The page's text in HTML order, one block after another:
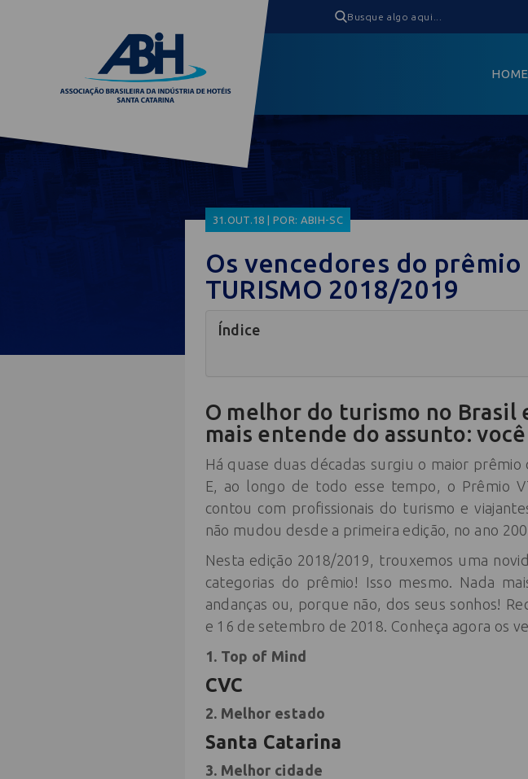
HOME
31.OUT.18 | POR: ABIH-SC
Os vencedores do prêmio
TURISMO 2018/2019
Índice
O melhor do turismo no Brasil
mais entende do assunto: você
Há quase duas décadas surgiu o maior
E, ao longo de todo esse tempo, o Prêmio
contou com profissionais do turismo e
não mudou desde a primeira edição, no ano
Nesta edição 2018/2019, trouxemos uma
categorias do prêmio! Isso mesmo. Nada
andanças ou, porque não, dos seus sonhos!
e 16 de setembro de 2018. Conheça agora os
1. Top of Mind
CVC
2. Melhor estado
Santa Catarina
3. Melhor cidade